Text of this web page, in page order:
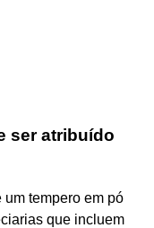
ser atribuído
um tempero em pó
que incluem